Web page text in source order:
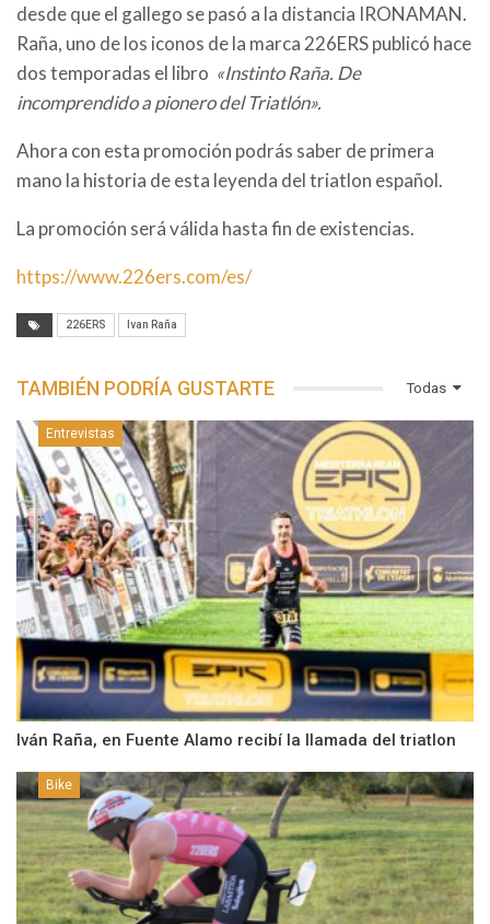
desde que el gallego se pasó a la distancia IRONAMAN.
Raña, uno de los iconos de la marca 226ERS publicó hace
dos temporadas el libro «Instinto Raña. De
incomprendido a pionero del Triatlón».
Ahora con esta promoción podrás saber de primera
mano la historia de esta leyenda del triatlon español.
La promoción será válida hasta fin de existencias.
https://www.226ers.com/es/
226ERS Ivan Raña
Todas
TAMBIÉN PODRÍA GUSTARTE
Entrevistas
Iván Raña, en Fuente Alamo recibí la llamada del triatlon
Bike